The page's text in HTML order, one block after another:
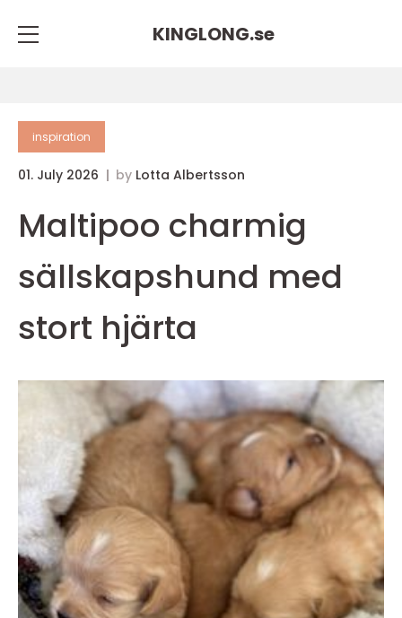
KINGLONG.se
inspiration
01. July 2026 by Lotta Albertsson
Maltipoo charmig
sällskapshund med
stort hjärta